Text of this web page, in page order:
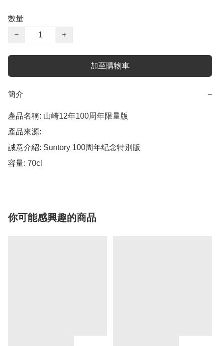
數量
−
+
加至購物車
簡介 −
產品名稱: 山崎12年100周年限量版
產品來源:
誠意介紹: Suntory 100周年纪念特別版
容量: 70cl
你可能感興趣的商品